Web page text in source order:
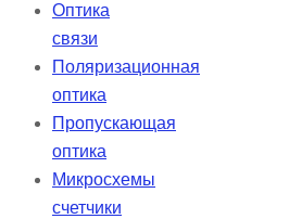
Оптика
связи
Поляризационная
оптика
Пропускающая
оптика
Микросхемы
счетчики